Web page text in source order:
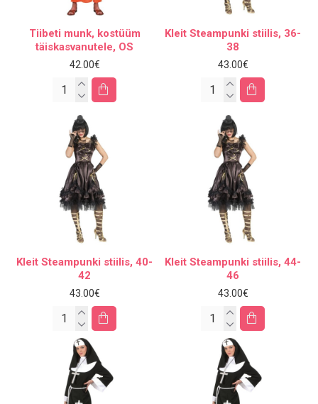
Tiibeti munk, kostüüm
täiskasvanutele, OS
42.00€
Kleit Steampunki stiilis, 36-
38
43.00€
Kleit Steampunki stiilis, 40-
42
43.00€
Kleit Steampunki stiilis, 44-
46
43.00€